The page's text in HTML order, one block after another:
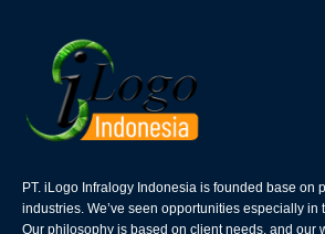
PT. iLogo Infralogy Indonesia is founded base on
industries. We’ve seen opportunities especially in
Our philosophy is based on client needs, and our